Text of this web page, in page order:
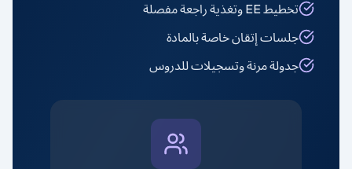
تخطيط EE وتغذية راجعة مفصلة
جلسات إتقان خاصة بالمادة
جدولة مرنة وتسجيلات للدروس